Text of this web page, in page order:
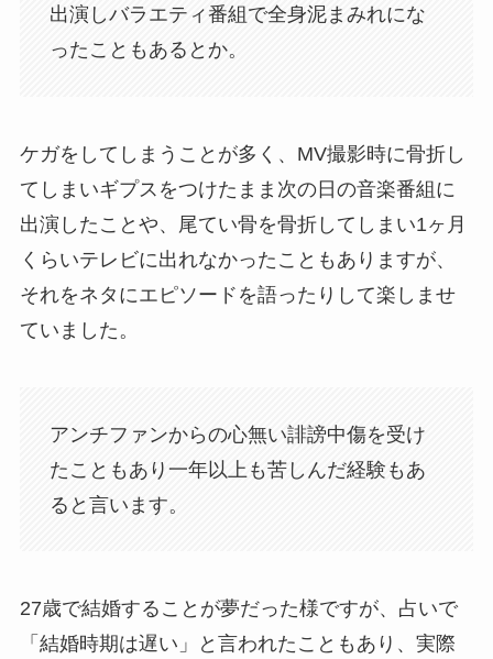
出演しバラエティ番組で全身泥まみれにな
ったこともあるとか。
ケガをしてしまうことが多く、MV撮影時に骨折し
てしまいギプスをつけたまま次の日の音楽番組に
出演したことや、尾てい骨を骨折してしまい1ヶ月
くらいテレビに出れなかったこともありますが、
それをネタにエピソードを語ったりして楽しませ
ていました。
アンチファンからの心無い誹謗中傷を受け
たこともあり一年以上も苦しんだ経験もあ
ると言います。
27歳で結婚することが夢だった様ですが、占いで
「結婚時期は遅い」と言われたこともあり、実際